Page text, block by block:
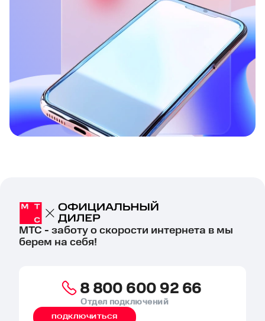
МТС - заботу о скорости интернета в мы
берем на себя!
8 800 600 92 66
Отдел подключений
ПОДКЛЮЧИТЬСЯ